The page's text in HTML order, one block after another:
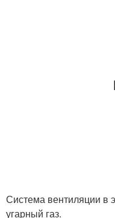
Система вентиляции в
угарный газ.